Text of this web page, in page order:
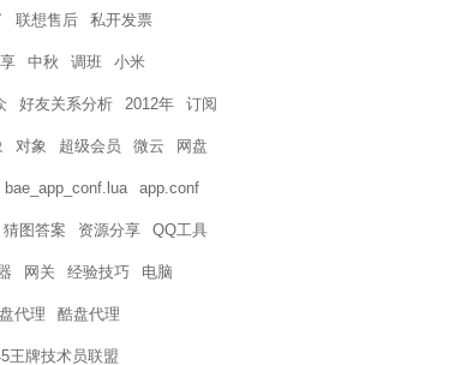
联想售后 私开发票
中秋 调班 小米
好友关系分析 2012年 订阅
对象 超级会员 微云 网盘
bae_app_conf.lua app.conf
猜图答案 资源分享 QQ工具
网关 经验技巧 电脑
代理 酷盘代理
王牌技术员联盟